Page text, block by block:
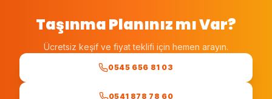
Taşınma Planınız mı Var?
Ücretsiz keşif ve fiyat teklifi için hemen arayın.
0545 656 81 03
0541 878 78 60